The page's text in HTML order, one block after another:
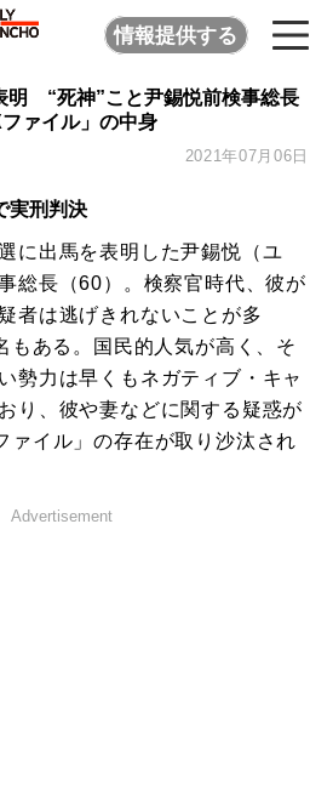
情報提供する
明 “死神”こと尹錫悦前検事総長
ァイル」の中身
2021年07月06日
実刑判決
に出馬を表明した尹錫悦（ユ
総長（60）。検察官時代、彼が
者は逃げきれないことが多
もある。国民的人気が高く、そ
勢力は早くもネガティブ・キャ
り、彼や妻などに関する疑惑が
ァイル」の存在が取り沙汰され
Advertisement